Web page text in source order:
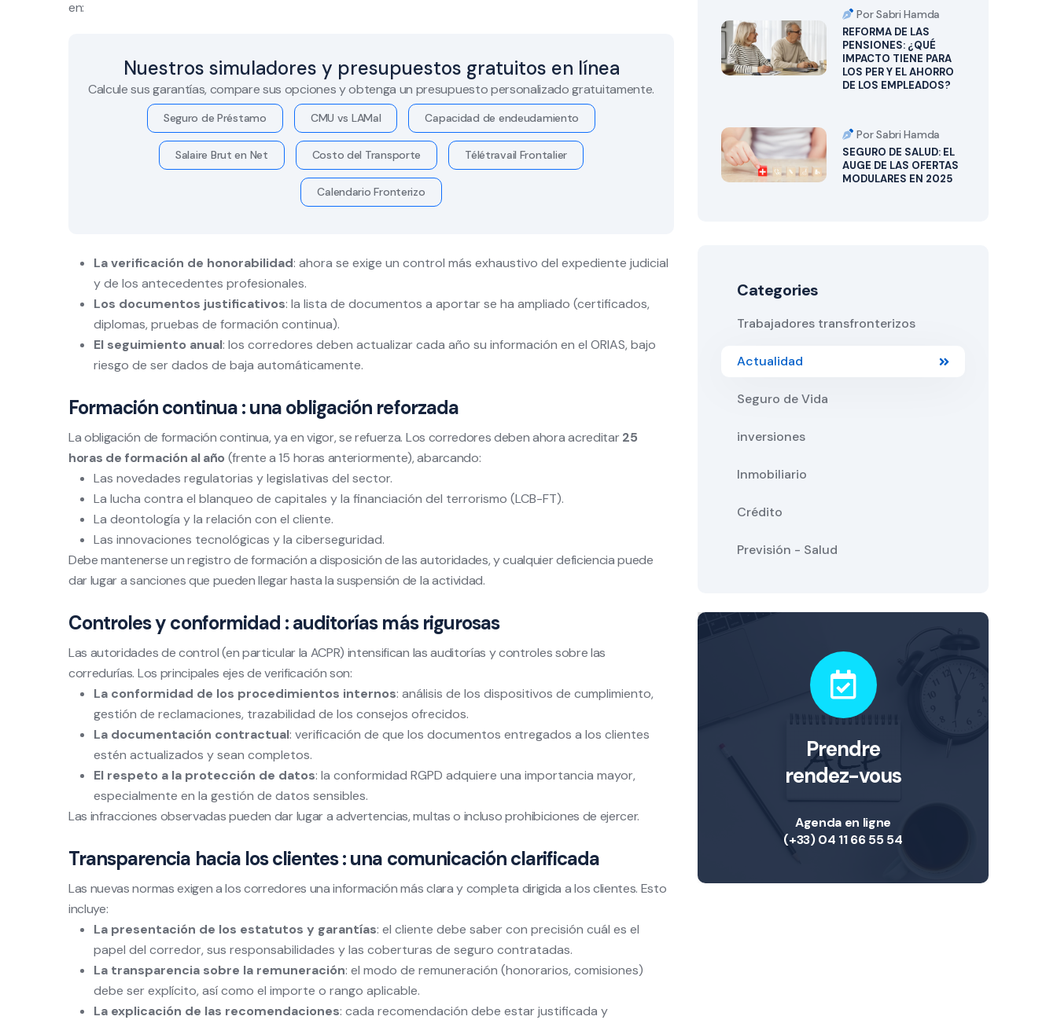
en:
Nuestros simuladores y presupuestos gratuitos en línea
Calcule sus garantías, compare sus opciones y obtenga un presupuesto personalizado gratuitamente.
Seguro de Préstamo CMU vs LAMal Capacidad de endeudamiento
Salaire Brut en Net Costo del Transporte Télétravail Frontalier
Calendario Fronterizo
La verificación de honorabilidad: ahora se exige un control más exhaustivo del expediente judicial
y de los antecedentes profesionales.
Los documentos justificativos: la lista de documentos a aportar se ha ampliado (certificados,
diplomas, pruebas de formación continua).
El seguimiento anual: los corredores deben actualizar cada año su información en el ORIAS, bajo
riesgo de ser dados de baja automáticamente.
Formación continua : una obligación reforzada
La obligación de formación continua, ya en vigor, se refuerza. Los corredores deben ahora acreditar25
horas de formación al año (frente a 15 horas anteriormente), abarcando:
Las novedades regulatorias y legislativas del sector.
La lucha contra el blanqueo de capitales y la financiación del terrorismo (LCB-FT).
La deontología y la relación con el cliente.
Las innovaciones tecnológicas y la ciberseguridad.
Debe mantenerse un registro de formación a disposición de las autoridades, y cualquier deficiencia puede
dar lugar a sanciones que pueden llegar hasta la suspensión de la actividad.
Controles y conformidad : auditorías más rigurosas
Las autoridades de control (en particular la ACPR) intensifican las auditorías y controles sobre las
corredurías. Los principales ejes de verificación son:
La conformidad de los procedimientos internos: análisis de los dispositivos de cumplimiento,
gestión de reclamaciones, trazabilidad de los consejos ofrecidos.
La documentación contractual: verificación de que los documentos entregados a los clientes
estén actualizados y sean completos.
El respeto a la protección de datos: la conformidad RGPD adquiere una importancia mayor,
especialmente en la gestión de datos sensibles.
Las infracciones observadas pueden dar lugar a advertencias, multas o incluso prohibiciones de ejercer.
Transparencia hacia los clientes : una comunicación clarificada
Las nuevas normas exigen a los corredores una información más clara y completa dirigida a los clientes. Esto
incluye:
La presentación de los estatutos y garantías: el cliente debe saber con precisión cuál es el
papel del corredor, sus responsabilidades y las coberturas de seguro contratadas.
La transparencia sobre la remuneración: el modo de remuneración (honorarios, comisiones)
debe ser explícito, así como el importe o rango aplicable.
La explicación de las recomendaciones: cada recomendación debe estar justificada y
Por Sabri Hamda
REFORMA DE LAS
PENSIONES: ¿QUÉ
IMPACTO TIENE PARA
LOS PER Y EL AHORRO
DE LOS EMPLEADOS?
Por Sabri Hamda
SEGURO DE SALUD: EL
AUGE DE LAS OFERTAS
MODULARES EN 2025
Categories
Trabajadores transfronterizos
Actualidad
Seguro de Vida
inversiones
Inmobiliario
Crédito
Previsión - Salud
Prendre
rendez-vous
Agenda en ligne
(+33) 04 11 66 55 54